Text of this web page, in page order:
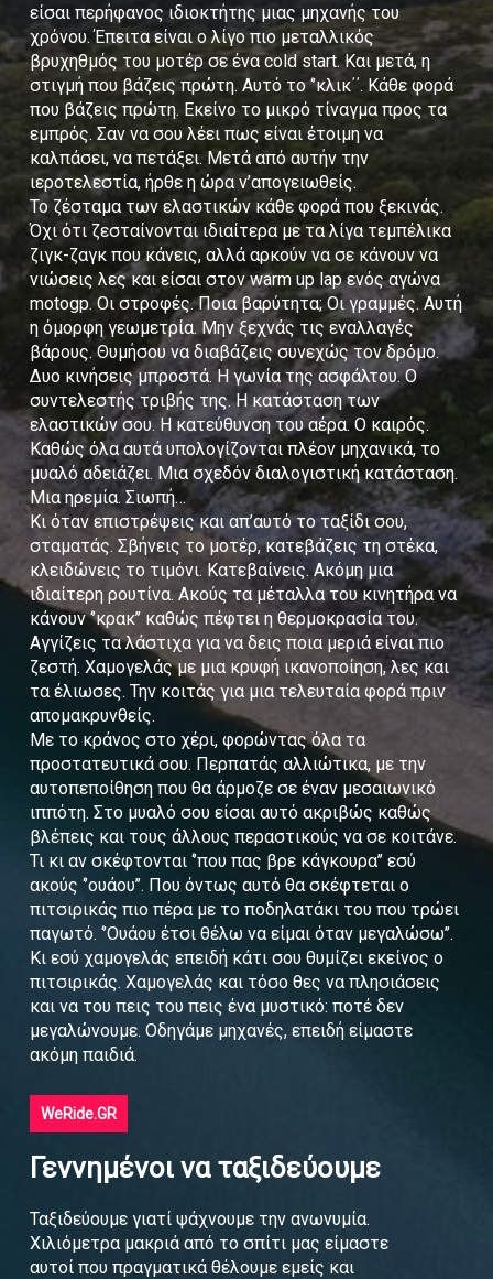
είσαι περήφανος ιδιοκτήτης μιας μηχανής του
χρόνου. Έπειτα είναι ο λίγο πιο μεταλλικός
βρυχηθμός του μοτέρ σε ένα cold start. Και μετά, η
στιγμή που βάζεις πρώτη. Αυτό το ‘’κλικ΄΄. Κάθε φορά
που βάζεις πρώτη. Εκείνο το μικρό τίναγμα προς τα
εμπρός. Σαν να σου λέει πως είναι έτοιμη να
καλπάσει, να πετάξει. Μετά από αυτήν την
ιεροτελεστία, ήρθε η ώρα ν’απογειωθείς.
Το ζέσταμα των ελαστικών κάθε φορά που ξεκινάς.
Όχι ότι ζεσταίνονται ιδιαίτερα με τα λίγα τεμπέλικα
ζιγκ-ζαγκ που κάνεις, αλλά αρκούν να σε κάνουν να
νιώσεις λες και είσαι στον warm up lap ενός αγώνα
motogp. Οι στροφές. Ποια βαρύτητα; Οι γραμμές. Αυτή
η όμορφη γεωμετρία. Μην ξεχνάς τις εναλλαγές
βάρους. Θυμήσου να διαβάζεις συνεχώς τον δρόμο.
Δυο κινήσεις μπροστά. Η γωνία της ασφάλτου. Ο
συντελεστής τριβής της. Η κατάσταση των
ελαστικών σου. Η κατεύθυνση του αέρα. Ο καιρός.
Καθώς όλα αυτά υπολογίζονται πλέον μηχανικά, το
μυαλό αδειάζει. Μια σχεδόν διαλογιστική κατάσταση.
Μια ηρεμία. Σιωπή…
Κι όταν επιστρέψεις και απ’αυτό το ταξίδι σου,
σταματάς. Σβήνεις το μοτέρ, κατεβάζεις τη στέκα,
κλειδώνεις το τιμόνι. Κατεβαίνεις. Ακόμη μια
ιδιαίτερη ρουτίνα. Ακούς τα μέταλλα του κινητήρα να
κάνουν ‘’κρακ’’ καθώς πέφτει η θερμοκρασία του.
Αγγίζεις τα λάστιχα για να δεις ποια μεριά είναι πιο
ζεστή. Χαμογελάς με μια κρυφή ικανοποίηση, λες και
τα έλιωσες. Την κοιτάς για μια τελευταία φορά πριν
απομακρυνθείς.
Με το κράνος στο χέρι, φορώντας όλα τα
προστατευτικά σου. Περπατάς αλλιώτικα, με την
αυτοπεποίθηση που θα άρμοζε σε έναν μεσαιωνικό
ιππότη. Στο μυαλό σου είσαι αυτό ακριβώς καθώς
βλέπεις και τους άλλους περαστικούς να σε κοιτάνε.
Τι κι αν σκέφτονται ‘’που πας βρε κάγκουρα’’ εσύ
ακούς ‘’ουάου’’. Που όντως αυτό θα σκέφτεται ο
πιτσιρικάς πιο πέρα με το ποδηλατάκι του που τρώει
παγωτό. ‘’Ουάου έτσι θέλω να είμαι όταν μεγαλώσω’’.
Κι εσύ χαμογελάς επειδή κάτι σου θυμίζει εκείνος ο
πιτσιρικάς. Χαμογελάς και τόσο θες να πλησιάσεις
και να του πεις του πεις ένα μυστικό: ποτέ δεν
μεγαλώνουμε. Οδηγάμε μηχανές, επειδή είμαστε
ακόμη παιδιά.
WeRide.GR
Γεννημένοι να ταξιδεύουμε
Ταξιδεύουμε γιατί ψάχνουμε την ανωνυμία.
Χιλιόμετρα μακριά από το σπίτι μας είμαστε
αυτοί που πραγματικά θέλουμε εμείς και